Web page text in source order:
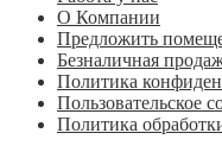
О Компании
Предложить
Безналичная
Политика
Пользовательское
Политика